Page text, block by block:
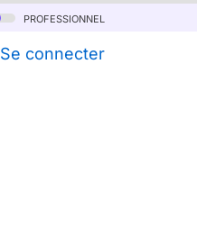
professionnel
Se connecter